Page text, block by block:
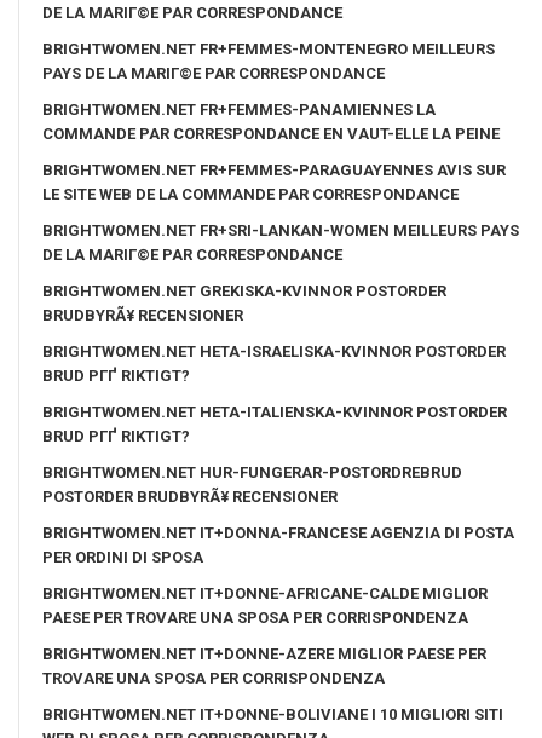
DE LA MARIГ©E PAR CORRESPONDANCE
BRIGHTWOMEN.NET FR+FEMMES-MONTENEGRO MEILLEURS
PAYS DE LA MARIГ©E PAR CORRESPONDANCE
BRIGHTWOMEN.NET FR+FEMMES-PANAMIENNES LA
COMMANDE PAR CORRESPONDANCE EN VAUT-ELLE LA PEINE
BRIGHTWOMEN.NET FR+FEMMES-PARAGUAYENNES AVIS SUR
LE SITE WEB DE LA COMMANDE PAR CORRESPONDANCE
BRIGHTWOMEN.NET FR+SRI-LANKAN-WOMEN MEILLEURS PAYS
DE LA MARIГ©E PAR CORRESPONDANCE
BRIGHTWOMEN.NET GREKISKA-KVINNOR POSTORDER
BRUDBYRÃ¥ RECENSIONER
BRIGHTWOMEN.NET HETA-ISRAELISKA-KVINNOR POSTORDER
BRUD PГҐ RIKTIGT?
BRIGHTWOMEN.NET HETA-ITALIENSKA-KVINNOR POSTORDER
BRUD PГҐ RIKTIGT?
BRIGHTWOMEN.NET HUR-FUNGERAR-POSTORDREBRUD
POSTORDER BRUDBYRÃ¥ RECENSIONER
BRIGHTWOMEN.NET IT+DONNA-FRANCESE AGENZIA DI POSTA
PER ORDINI DI SPOSA
BRIGHTWOMEN.NET IT+DONNE-AFRICANE-CALDE MIGLIOR
PAESE PER TROVARE UNA SPOSA PER CORRISPONDENZA
BRIGHTWOMEN.NET IT+DONNE-AZERE MIGLIOR PAESE PER
TROVARE UNA SPOSA PER CORRISPONDENZA
BRIGHTWOMEN.NET IT+DONNE-BOLIVIANE I 10 MIGLIORI SITI